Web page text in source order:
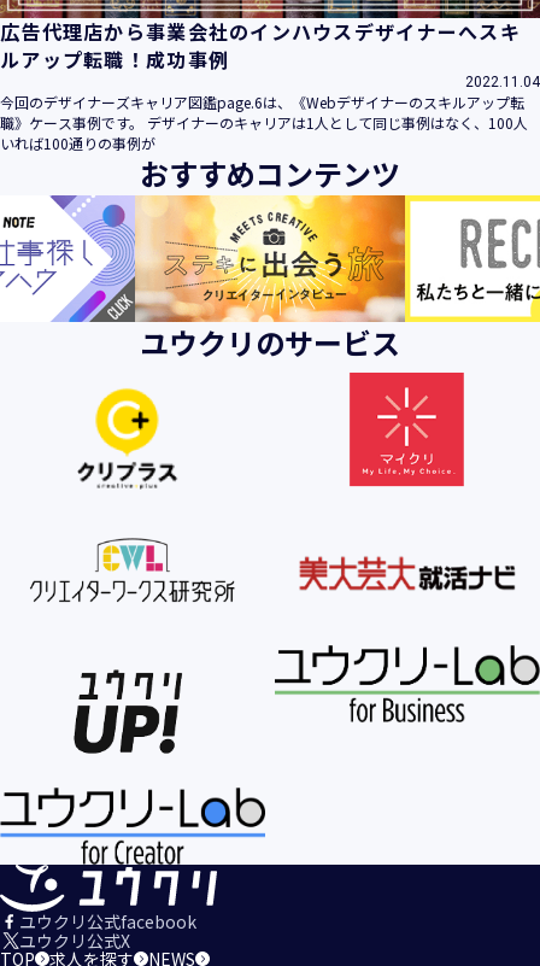
当社は、以下の方法により、個人情報を取得させていただき
ます。
当社サービスにおいて、自ら入力された個人情報を、当社は
取得・収集させていただきます。
・電子メール、郵便、書面、電話等の手段により取得・収集
させていただく方法
当社に対し、電子メール、郵便、書面、電話等の手段によっ
て、ご提供いただいた個人情報を、当社は取得・収集させて
いただきます。
・当社等へアクセスされた際に情報を収集させていただく方
す。これらの情報には、利用されるURL、ブラウザや携帯電
話の種類、IPアドレスなどの情報を含みます。
【個人情報の利用目的の公表】
当社は、個人情報を次の利用目的の範囲内で利用すること
第１項及びJISQ15001:2017の附属書A.3.4.2.4に基づき公表し
＜個人情報の利用目的＞
１．当社のサービスを提供するため
２．当社のサービスを安心・安全にご利用いただける環境整
備のため
３．当社のサービスの運営・管理のため
４．当社のサービスに関するご案内、お問い合せ等への対応
５．当社、その他当社のサービスについての調査・データ集
積、改善、研究開発のため
６．当社がおすすめする商品・サービスなどのご案内を送
信・送付するため
７．当社とお客様の間での必要な連絡を行うため
８．当社のサービスに関する当社の規約、ポリシー等（以下
「規約等」といいます。）に違反する行為に対する対応のた
広告代理店から事業会社のインハウスデザイナーへスキ
ルアップ転職！成功事例
2022.11.04
今回のデザイナーズキャリア図鑑page.6は、《Webデザイナーのスキルアップ転
職》ケース事例です。 デザイナーのキャリアは1人として同じ事例はなく、100人
いれば100通りの事例が
おすすめコンテンツ
ユウクリのサービス
ユウクリ公式facebook
ユウクリ公式X
TOP 求人を探す NEWS